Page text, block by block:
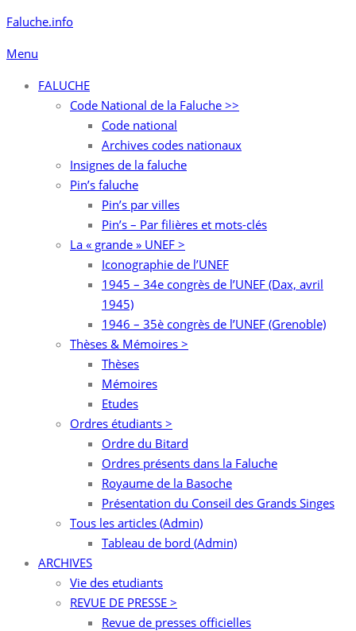
Aller
contenu
Faluche.info
Menu
FALUCHE
Code National de la Faluche >>
Code national
Archives codes nationaux
Insignes de la faluche
Pin’s faluche
Pin’s par villes
Pin’s – Par filières et mots-clés
La « grande » UNEF >
Iconographie de l’UNEF
1945 – 34e congrès de l’UNEF (Dax, avril
1945)
1946 – 35è congrès de l’UNEF (Grenoble)
Thèses & Mémoires >
Thèses
Mémoires
Etudes
Ordres étudiants >
Ordre du Bitard
Ordres présents dans la Faluche
Royaume de la Basoche
Présentation du Conseil des Grands Singes
Tous les articles (Admin)
Tableau de bord (Admin)
ARCHIVES
Vie des etudiants
REVUE DE PRESSE >
Revue de presses officielles